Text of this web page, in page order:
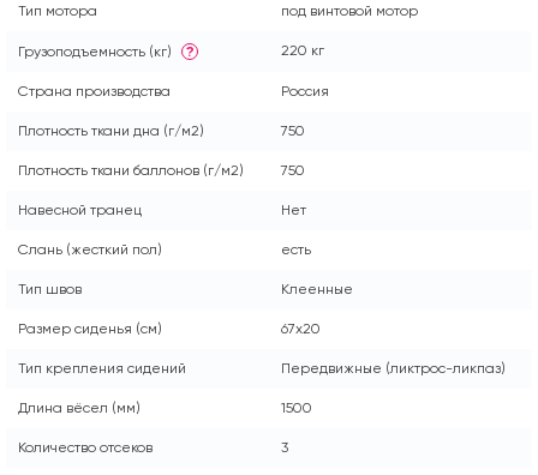
Тип мотора под винтовой мотор
Грузоподъемность (кг) ? 220 кг
Страна производства Россия
Плотность ткани дна (г/м2) 750
Плотность ткани баллонов (г/м2) 750
Навесной транец Нет
Слань (жесткий пол) есть
Тип швов Клеенные
Размер сиденья (см) 67x20
Тип крепления сидений Передвижные (ликтрос-ликпаз)
Длина вёсел (мм) 1500
Количество отсеков 3